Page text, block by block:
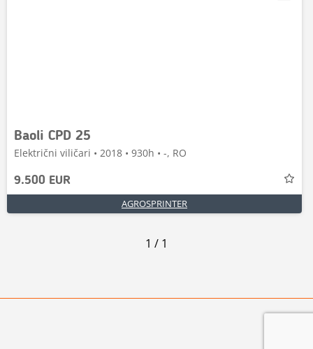
Baoli CPD 25
Električni viličari • 2018 • 930h • -, RO
9.500 EUR
AGROSPRINTER
1 / 1